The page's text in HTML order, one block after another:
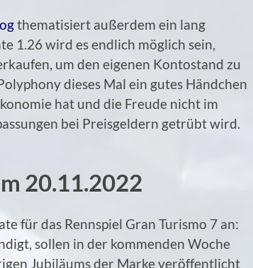
thematisiert außerdem ein lang
1.26 wird es endlich möglich sein,
um den eigenen Kontostand zu
dieses Mal ein gutes Händchen
hat und die Freude nicht im
bei Preisgeldern getrübt wird.
20.11.2022
für das Rennspiel Gran Turismo 7 an:
sollen in der kommenden Woche
Jubiläums der Marke veröffentlicht